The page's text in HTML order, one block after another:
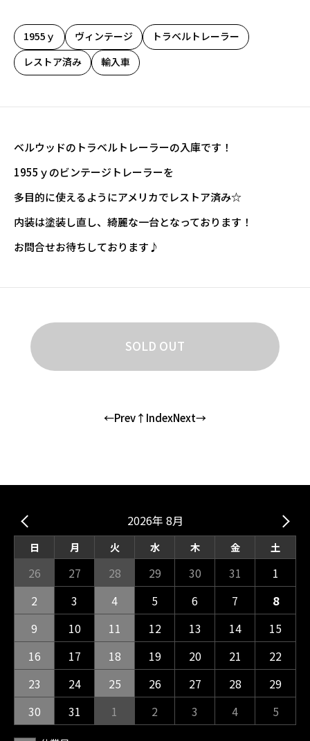
1955ｙ ヴィンテージ
トラベルトレーラー
レストア済み
輸入車
ベルウッドのトラベルトレーラーの入庫です！
1955ｙのビンテージトレーラーを
多目的に使えるようにアメリカでレストア済み☆
内装は塗装し直し、綺麗な一台となっております！
お問合せお待ちしております♪
SOLD OUT
←Prev↑IndexNext→
2026年 8月
日 月 火 水 木 金 土
26 27 28 29 30 31
1
2
3 4 5 6 7
8
9
10 11 12 13 14
15
16
17 18 19 20 21
22
23
24 25 26 27 28
29
30
31 1 2 3 4 5